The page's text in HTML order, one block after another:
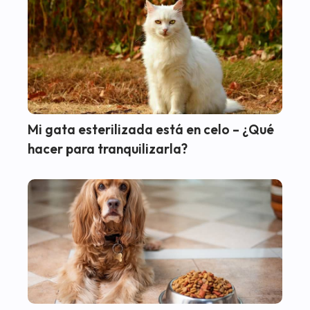
Mi gata esterilizada está en celo – ¿Qué
hacer para tranquilizarla?